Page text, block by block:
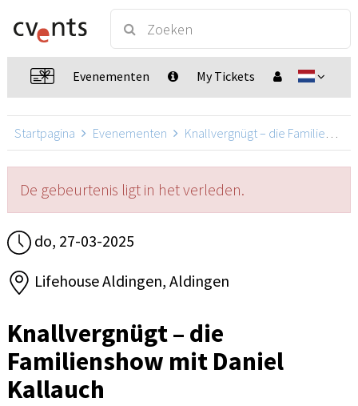
Evenementen My Tickets
Startpagina Evenementen Knallvergnügt – die Familienshow mit Daniel Kallauch
De gebeurtenis ligt in het verleden.
do, 27-03-2025
Lifehouse Aldingen, Aldingen
Knallvergnügt – die
Familienshow mit Daniel
Kallauch